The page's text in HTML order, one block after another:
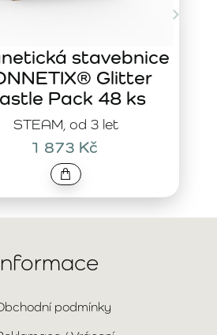
STEAM, od 3 let
stavebnice
Glitter
Pack 48 ks
1 873 Kč
podmínky